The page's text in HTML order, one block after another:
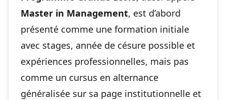
Master in Management, est d’abord
présenté comme une formation initiale
avec stages, année de césure possible et
expériences professionnelles, mais pas
comme un cursus en alternance
généralisée sur sa page institutionnelle et